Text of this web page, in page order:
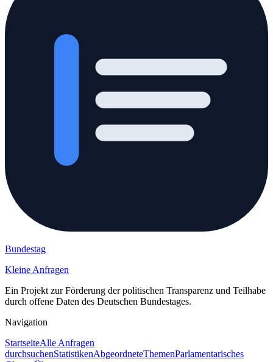
Bundestag
Kleine Anfragen
Ein Projekt zur Förderung der politischen Transparenz und Teilhabe
durch offene Daten des Deutschen Bundestages.
Navigation
StartseiteAlle Anfragen
durchsuchenStatistikenAbgeordneteThemenParlamentarisches